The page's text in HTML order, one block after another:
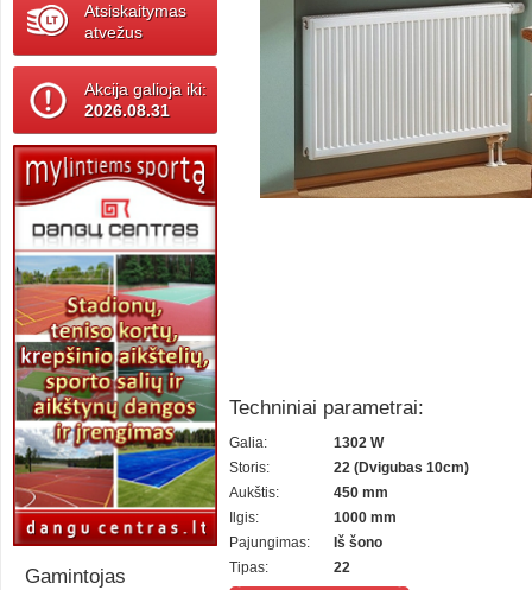
Atsiskaitymas
atvežus
Akcija galioja iki:
2026.08.31
Gamintojas
Techniniai parametrai:
Galia:
1302 W
Storis:
22 (Dvigubas 10cm)
Aukštis:
450 mm
Ilgis:
1000 mm
Pajungimas:
Iš šono
Tipas:
22